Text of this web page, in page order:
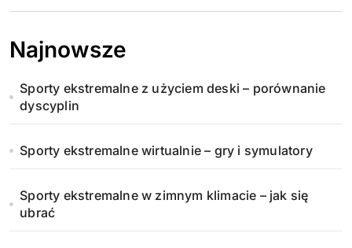
Najnowsze
Sporty ekstremalne z użyciem deski – porównanie
dyscyplin
Sporty ekstremalne wirtualnie – gry i symulatory
Sporty ekstremalne w zimnym klimacie – jak się
ubrać